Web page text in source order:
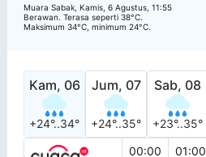
Muara Sabak, Kamis, 6 Agustus, 11:55
Berawan. Terasa seperti 38°C.
Maksimum 34°C, minimum 24°C.
Kam, 06
+24°..34°
Jum, 07
+24°..35°
Sab, 08
+23°..35°
00:00
01:00